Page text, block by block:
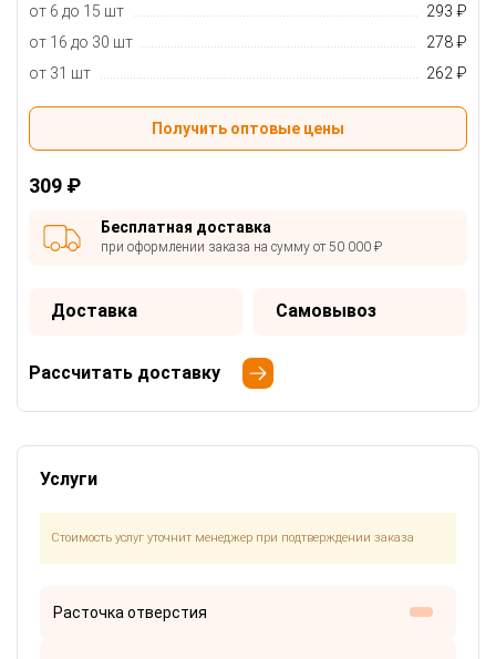
от 6 до 15 шт
293 ₽
от 16 до 30 шт
278 ₽
от 31 шт
262 ₽
Получить оптовые цены
309 ₽
Бесплатная доставка
при оформлении заказа на сумму от 50 000 ₽
Доставка Самовывоз
Рассчитать доставку
Услуги
Стоимость услуг уточнит менеджер при подтверждении заказа
Расточка отверстия